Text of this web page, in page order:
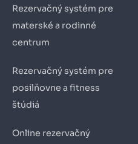
Rezervačný systém pre
materské a rodinné
centrum
Rezervačný systém pre
posilňovne a fitness
štúdiá
Online rezervačný